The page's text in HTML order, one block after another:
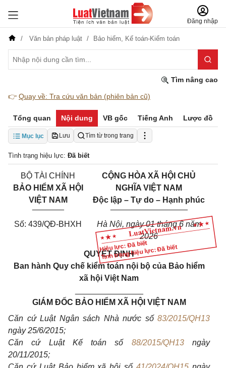
Đăng nhập
Văn bản pháp luật Bảo hiểm, Kế toán-Kiểm toán
Tìm nâng cao
👉 Quay về: Tra cứu văn bản (phiên bản cũ)
Tổng quan Nội dung VB gốc Tiếng Anh Lược đồ
Mục lục Lưu Tìm từ trong trang
Tình trạng hiệu lực: Đã biết
Hiệu lực: Đã biết
Tình trạng hiệu lực: Đã biết
BỘ TÀI CHÍNH
BẢO HIỂM XÃ HỘI
VIỆT NAM
_______
Số: 439/QĐ-BHXH
CỘNG HÒA XÃ HỘI CHỦ
NGHĨA VIỆT NAM
Độc lập – Tự do – Hạnh phúc
_________________
Hà Nội, ngày 01 tháng 6 năm
2026
QUYẾT ĐỊNH
Ban hành Quy chế kiểm toán nội bộ của Bảo hiểm
xã hội Việt Nam
GIÁM ĐỐC BẢO HIỂM XÃ HỘI VIỆT NAM
Căn cứ Luật Ngân sách Nhà nước số 83/2015/QH13
ngày 25/6/2015;
Căn cứ Luật Kế toán số 88/2015/QH13ngày
20/11/2015;